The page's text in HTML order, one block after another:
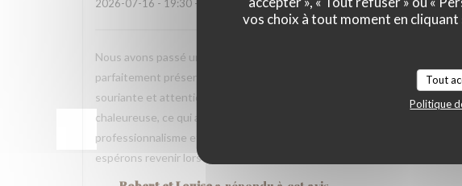
vos choix à tout moment en cliquant
Tout
Politique
2026-07-16 - 19:30 - Couverts 2
Nous avons passé une excellente soirée dans votre restaurant lors de
parfaitement présentés et pleins de saveurs. Tout ce que nous avons
souriante et attentionnée tout au long du repas. Nous nous sommes
chaleureuse, ce qui a rendu cette expérience encore plus mémorable.
professionnalisme et votre gentillesse. Nous recommandons vivement
espérons revenir lors d’un prochain voyage.